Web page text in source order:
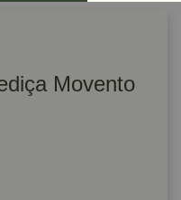
Movento